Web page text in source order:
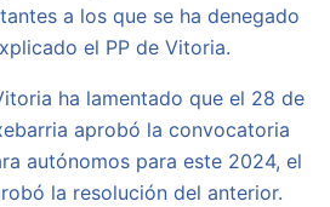
a los que se ha denegado
el PP de Vitoria.
ha lamentado que el 28 de
aprobó la convocatoria
autónomos para este 2024, el
la resolución del anterior.